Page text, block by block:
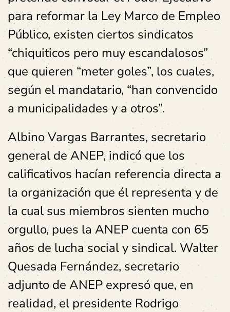
para reformar la Ley Marco de Empleo
Público, existen ciertos sindicatos
“chiquiticos pero muy escandalosos”
que quieren “meter goles”, los cuales,
según el mandatario, “han convencido
a municipalidades y a otros”.
Albino Vargas Barrantes, secretario
general de ANEP, indicó que los
calificativos hacían referencia directa a
la organización que él representa y de
la cual sus miembros sienten mucho
orgullo, pues la ANEP cuenta con 65
años de lucha social y sindical. Walter
Quesada Fernández, secretario
adjunto de ANEP expresó que, en
realidad, el presidente Rodrigo